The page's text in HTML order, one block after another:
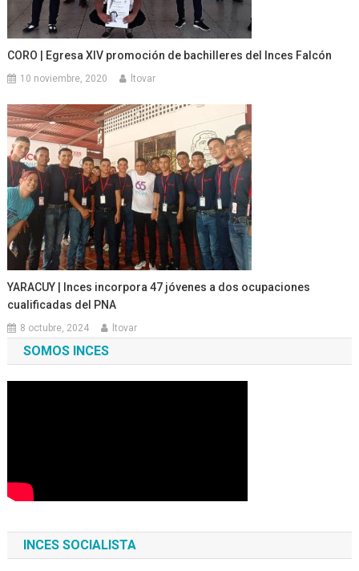
CORO | Egresa XIV promoción de bachilleres del Inces Falcón
10 noviembre, 2020 ltovar
YARACUY | Inces incorpora 47 jóvenes a dos ocupaciones
cualificadas del PNA
8 octubre, 2024 ltovar
SOMOS INCES
INCES SOCIALISTA